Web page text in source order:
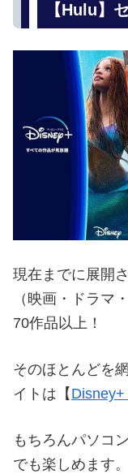
【Hulu】
現在までに展開
（映画・ドラマ
70作品以上！
そのほとんどを
イトは【
もちろんパソコ
でも楽しめます。